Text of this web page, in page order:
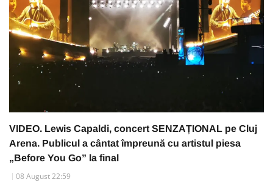
VIDEO. Lewis Capaldi, concert SENZAȚIONAL pe Cluj
Arena. Publicul a cântat împreună cu artistul piesa
„Before You Go” la final
08 August 22:59